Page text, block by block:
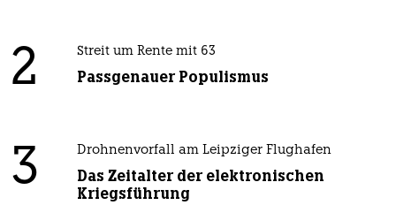
2 Streit um Rente mit 63
Passgenauer Populismus
3 Drohnenvorfall am Leipziger Flughafen
Das Zeitalter der elektronischen
Kriegsführung